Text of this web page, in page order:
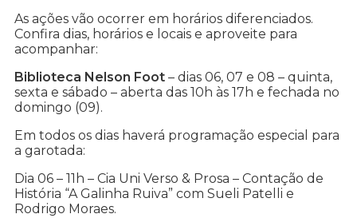
As ações vão ocorrer em horários diferenciados.
Confira dias, horários e locais e aproveite para
acompanhar:
Biblioteca Nelson Foot – dias 06, 07 e 08 – quinta,
sexta e sábado – aberta das 10h às 17h e fechada no
domingo (09).
Em todos os dias haverá programação especial para
a garotada:
Dia 06 – 11h – Cia Uni Verso & Prosa – Contação de
História “A Galinha Ruiva” com Sueli Patelli e
Rodrigo Moraes.